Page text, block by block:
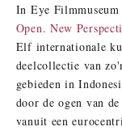
In Eye
Open. New
Elf internationale
deelcollectie van
gebieden in
door de ogen van
vanuit een